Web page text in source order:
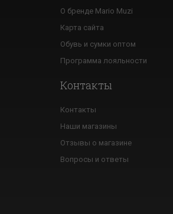
О бренде Mario Muzi
Карта сайта
Обувь и сумки оптом
Программа лояльности
Контакты
Контакты
Наши магазины
Отзывы о магазине
Вопросы и ответы